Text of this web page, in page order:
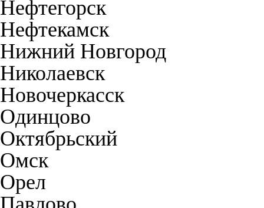
Нефтегорск
Нефтекамск
Нижний Новгород
Николаевск
Новочеркасск
Одинцово
Октябрьский
Омск
Орел